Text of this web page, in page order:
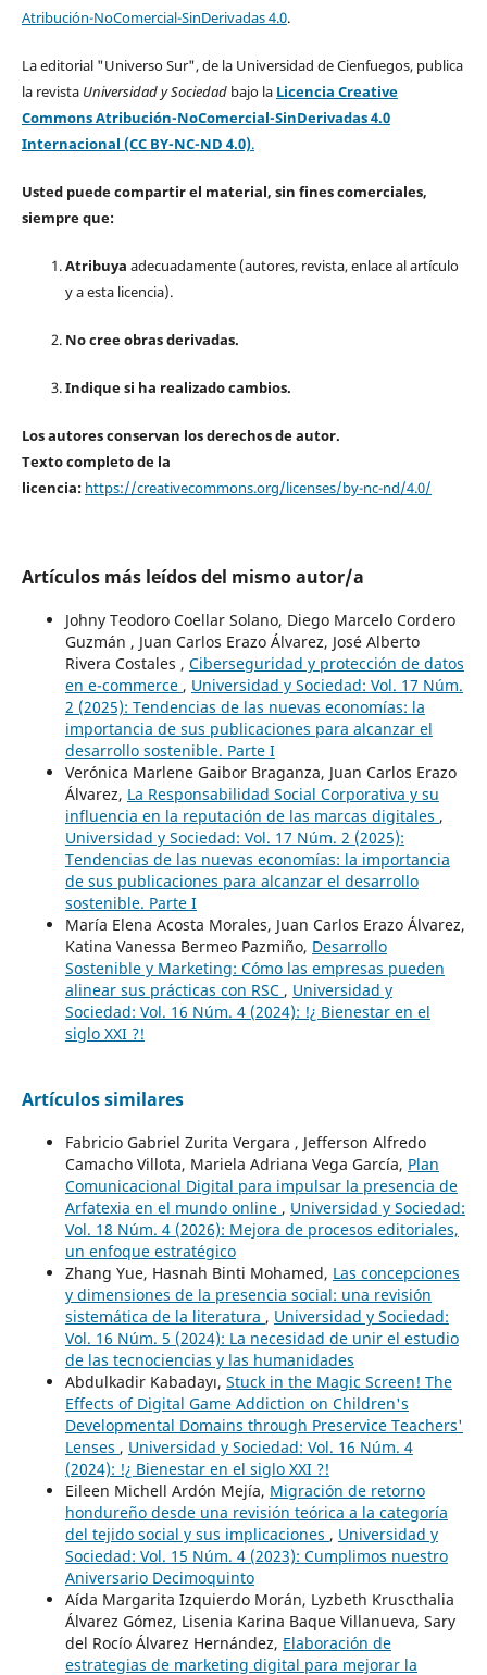
Atribución-NoComercial-SinDerivadas 4.0.
La editorial "Universo Sur", de la Universidad de Cienfuegos, publica
la revista Universidad y Sociedad bajo la Licencia Creative
Commons Atribución-NoComercial-SinDerivadas 4.0
Internacional (CC BY-NC-ND 4.0).
Usted puede compartir el material, sin fines comerciales,
siempre que:
Atribuya adecuadamente (autores, revista, enlace al artículo
y a esta licencia).
No cree obras derivadas.
Indique si ha realizado cambios.
Los autores conservan los derechos de autor.
Texto completo de la
licencia: https://creativecommons.org/licenses/by-nc-nd/4.0/
Artículos más leídos del mismo autor/a
Johny Teodoro Coellar Solano, Diego Marcelo Cordero
Guzmán , Juan Carlos Erazo Álvarez, José Alberto
Rivera Costales , Ciberseguridad y protección de datos
en e-commerce , Universidad y Sociedad: Vol. 17 Núm.
2 (2025): Tendencias de las nuevas economías: la
importancia de sus publicaciones para alcanzar el
desarrollo sostenible. Parte I
Verónica Marlene Gaibor Braganza, Juan Carlos Erazo
Álvarez, La Responsabilidad Social Corporativa y su
influencia en la reputación de las marcas digitales ,
Universidad y Sociedad: Vol. 17 Núm. 2 (2025):
Tendencias de las nuevas economías: la importancia
de sus publicaciones para alcanzar el desarrollo
sostenible. Parte I
María Elena Acosta Morales, Juan Carlos Erazo Álvarez,
Katina Vanessa Bermeo Pazmiño, Desarrollo
Sostenible y Marketing: Cómo las empresas pueden
alinear sus prácticas con RSC , Universidad y
Sociedad: Vol. 16 Núm. 4 (2024): !¿ Bienestar en el
siglo XXI ?!
Artículos similares
Fabricio Gabriel Zurita Vergara , Jefferson Alfredo
Camacho Villota, Mariela Adriana Vega García, Plan
Comunicacional Digital para impulsar la presencia de
Arfatexia en el mundo online , Universidad y Sociedad:
Vol. 18 Núm. 4 (2026): Mejora de procesos editoriales,
un enfoque estratégico
Zhang Yue, Hasnah Binti Mohamed, Las concepciones
y dimensiones de la presencia social: una revisión
sistemática de la literatura , Universidad y Sociedad:
Vol. 16 Núm. 5 (2024): La necesidad de unir el estudio
de las tecnociencias y las humanidades
Abdulkadir Kabadayı, Stuck in the Magic Screen! The
Effects of Digital Game Addiction on Children's
Developmental Domains through Preservice Teachers'
Lenses , Universidad y Sociedad: Vol. 16 Núm. 4
(2024): !¿ Bienestar en el siglo XXI ?!
Eileen Michell Ardón Mejía, Migración de retorno
hondureño desde una revisión teórica a la categoría
del tejido social y sus implicaciones , Universidad y
Sociedad: Vol. 15 Núm. 4 (2023): Cumplimos nuestro
Aniversario Decimoquinto
Aída Margarita Izquierdo Morán, Lyzbeth Kruscthalia
Álvarez Gómez, Lisenia Karina Baque Villanueva, Sary
del Rocío Álvarez Hernández, Elaboración de
estrategias de marketing digital para mejorar la